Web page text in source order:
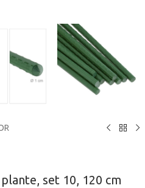
set 10, 120 cm